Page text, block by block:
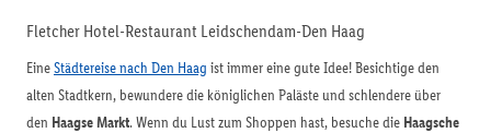
Fletcher Hotel-Restaurant Leidschendam-Den Haag
EineStädtereise nach Den Haag ist immer eine gute Idee! Besichtige den
alten Stadtkern, bewundere die königlichen Paläste und schlendere über
den Haagse Markt. Wenn du Lust zum Shoppen hast, besuche die Haagsche